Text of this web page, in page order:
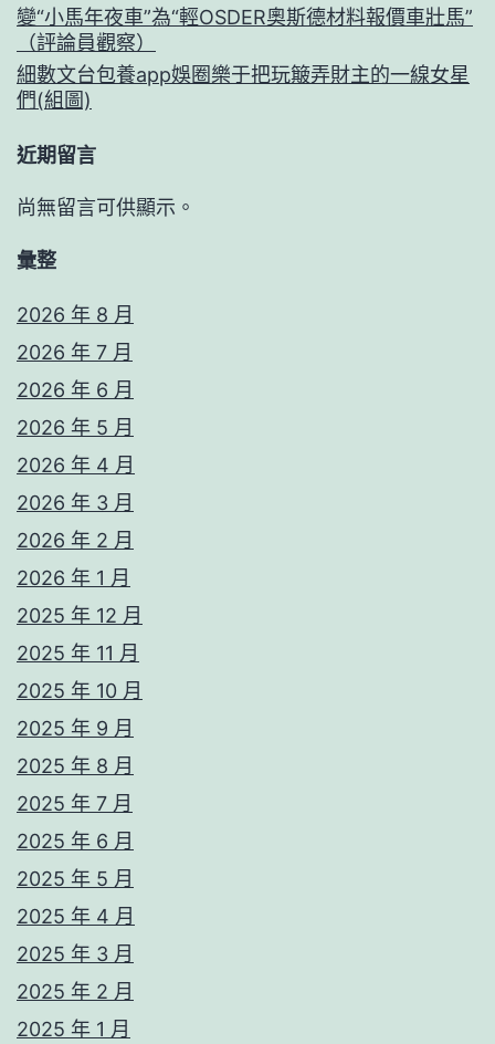
變“小馬年夜車”為“輕OSDER奧斯德材料報價車壯馬”
（評論員觀察）
細數文台包養app娛圈樂于把玩簸弄財主的一線女星
們(組圖)
近期留言
尚無留言可供顯示。
彙整
2026 年 8 月
2026 年 7 月
2026 年 6 月
2026 年 5 月
2026 年 4 月
2026 年 3 月
2026 年 2 月
2026 年 1 月
2025 年 12 月
2025 年 11 月
2025 年 10 月
2025 年 9 月
2025 年 8 月
2025 年 7 月
2025 年 6 月
2025 年 5 月
2025 年 4 月
2025 年 3 月
2025 年 2 月
2025 年 1 月